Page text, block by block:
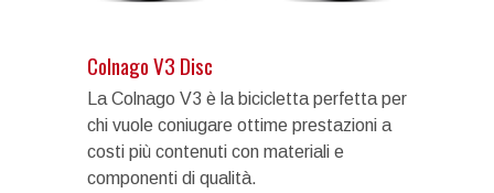
Colnago V3 Disc
La Colnago V3 è la bicicletta perfetta per
chi vuole coniugare ottime prestazioni a
costi più contenuti con materiali e
componenti di qualità.